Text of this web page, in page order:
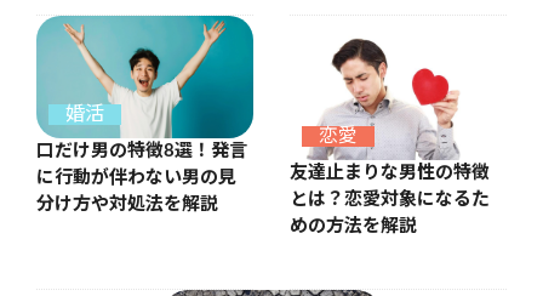
婚活
口だけ男の特徴8選！発言
に行動が伴わない男の見
分け方や対処法を解説
恋愛
友達止まりな男性の特徴
とは？恋愛対象になるた
めの方法を解説